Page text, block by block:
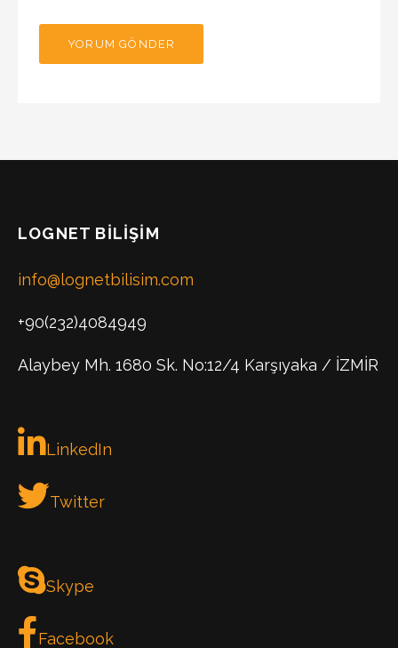
LOGNET BILIŞIM
info@lognetbilisim.com
+90(232)4084949
Alaybey Mh. 1680 Sk. No:12/4 Karşıyaka / İZMİR
LinkedIn
Twitter
Skype
Facebook